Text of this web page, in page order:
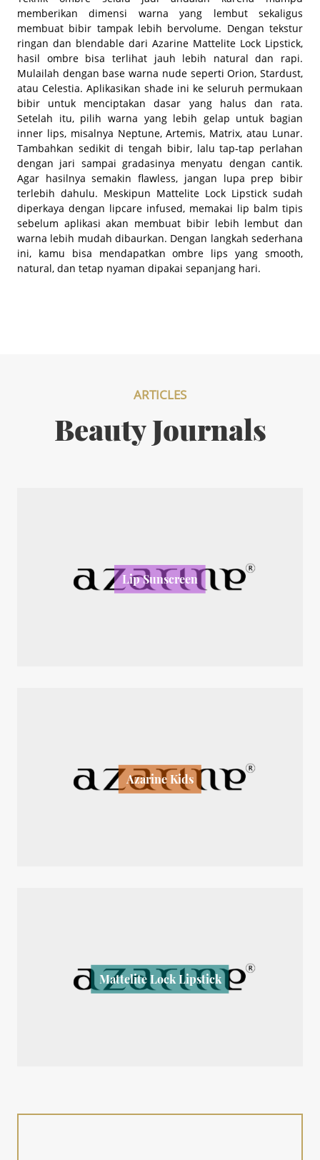
memberikan dimensi warna yang lembut sekaligus
membuat bibir tampak lebih bervolume. Dengan tekstur
ringan dan blendable dari Azarine Mattelite Lock Lipstick,
hasil ombre bisa terlihat jauh lebih natural dan rapi.
Mulailah dengan base warna nude seperti Orion, Stardust,
atau Celestia. Aplikasikan shade ini ke seluruh permukaan
bibir untuk menciptakan dasar yang halus dan rata.
Setelah itu, pilih warna yang lebih gelap untuk bagian
inner lips, misalnya Neptune, Artemis, Matrix, atau Lunar.
Tambahkan sedikit di tengah bibir, lalu tap-tap perlahan
dengan jari sampai gradasinya menyatu dengan cantik.
Agar hasilnya semakin flawless, jangan lupa prep bibir
terlebih dahulu. Meskipun Mattelite Lock Lipstick sudah
diperkaya dengan lipcare infused, memakai lip balm tipis
sebelum aplikasi akan membuat bibir lebih lembut dan
warna lebih mudah dibaurkan. Dengan langkah sederhana
ini, kamu bisa mendapatkan ombre lips yang smooth,
natural, dan tetap nyaman dipakai sepanjang hari.
ARTICLES
Beauty Journals
Lip Sunscreen
Azarine Kids
Mattelite Lock Lipstick